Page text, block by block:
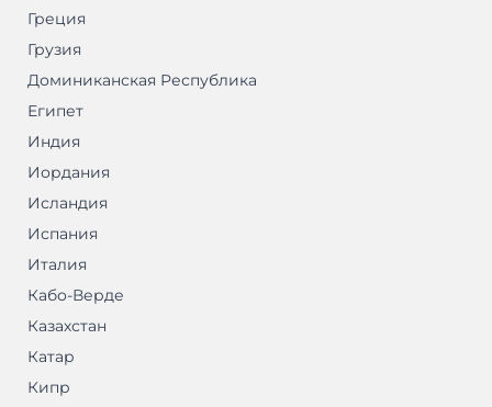
Греция
Грузия
Доминиканская Республика
Египет
Индия
Иордания
Исландия
Испания
Италия
Кабо-Верде
Казахстан
Катар
Кипр